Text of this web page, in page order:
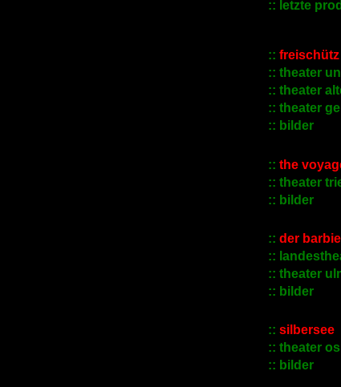
:: letzte
:: freischütz
:: theater
:: theater
:: theater
:: bilder
:: the
:: theater
:: bilder
:: der
::
:: theater
:: bilder
:: silbersee
:: theater
:: bilder